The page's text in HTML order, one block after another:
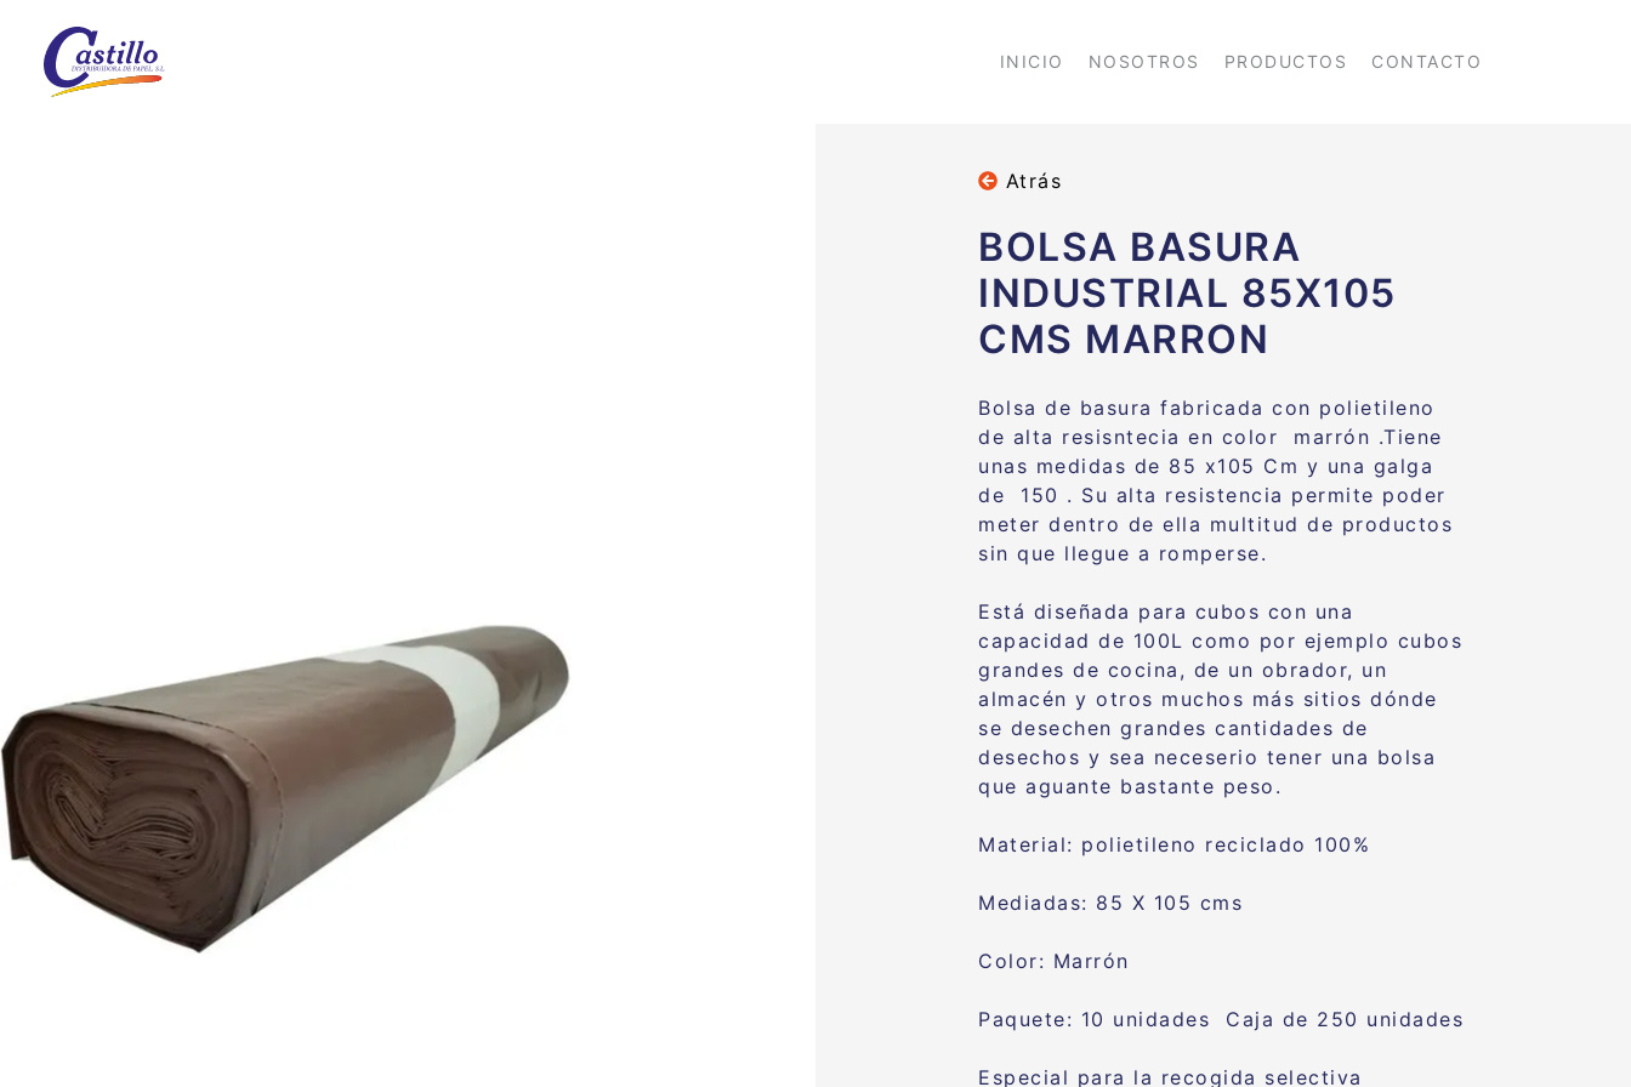
INICIO NOSOTROS PRODUCTOS CONTACTO
Atrás
BOLSA BASURA
INDUSTRIAL 85X105
CMS MARRON
Bolsa de basura fabricada con polietileno
de alta resisntecia en color marrón .Tiene
unas medidas de 85 x105 Cm y una galga
de 150 . Su alta resistencia permite poder
meter dentro de ella multitud de productos
sin que llegue a romperse.
Está diseñada para cubos con una
capacidad de 100L como por ejemplo cubos
grandes de cocina, de un obrador, un
almacén y otros muchos más sitios dónde
se desechen grandes cantidades de
desechos y sea neceserio tener una bolsa
que aguante bastante peso.
Material: polietileno reciclado 100%
Mediadas: 85 X 105 cms
Color: Marrón
Paquete: 10 unidades Caja de 250 unidades
Especial para la recogida selectiva